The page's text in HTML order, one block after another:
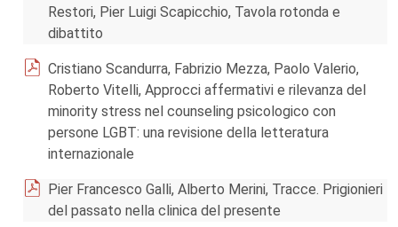
Restori, Pier Luigi Scapicchio, Tavola rotonda e
dibattito
Cristiano Scandurra, Fabrizio Mezza, Paolo Valerio,
Roberto Vitelli, Approcci affermativi e rilevanza del
minority stress nel counseling psicologico con
persone LGBT: una revisione della letteratura
internazionale
Pier Francesco Galli, Alberto Merini, Tracce. Prigionieri
del passato nella clinica del presente